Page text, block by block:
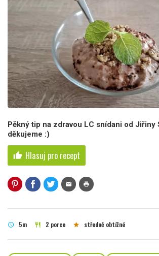
Pěkný tip na zdravou LC snídani od Jiřiny
děkujeme :)
thumb_up Hlasuj pro recept
mail print
schedule 5m restaurant 2 porce star středně obtížné